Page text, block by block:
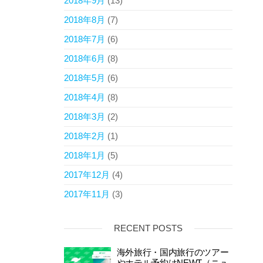
2018年8月 (7)
2018年7月 (6)
2018年6月 (8)
2018年5月 (6)
2018年4月 (8)
2018年3月 (2)
2018年2月 (1)
2018年1月 (5)
2017年12月 (4)
2017年11月 (3)
RECENT POSTS
海外旅行・国内旅行のツアー